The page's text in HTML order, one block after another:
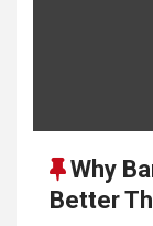
Why
Better